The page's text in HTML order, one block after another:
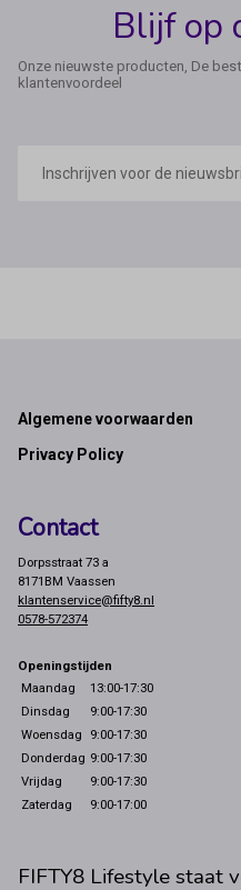
Blijf op
Onze nieuwste producten, De
klantenvoordeel
mailadres
Footer
Algemene voorwaarden
Privacy Policy
Contact
Dorpsstraat 73 a
8171BM Vaassen
klantenservice@fifty8.nl
0578-572374
Openingstijden
Maandag
13:00-17:30
Dinsdag
9:00-17:30
Woensdag
9:00-17:30
Donderdag 9:00-17:30
Vrijdag
9:00-17:30
Zaterdag
9:00-17:00
FIFTY8 Lifestyle staat